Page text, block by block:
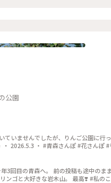
公園
いませんでしたが、りんご公園に行
2026.5.3 ・ #青森さんぽ #花さんぽ
3回目の青森へ。 前の投稿も途中のま
ンゴと大好きな岩木山。 最高❣️ #私